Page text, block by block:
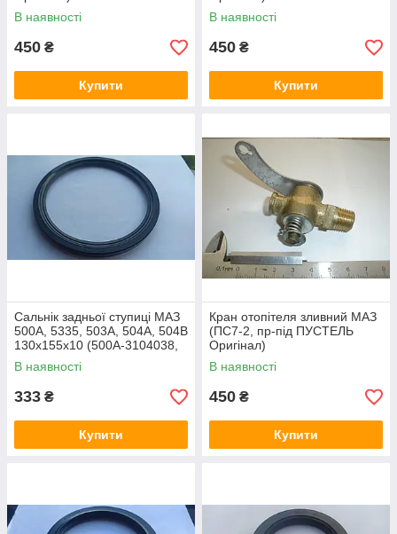
В наявності
450 ₴
Купити
В наявності
450 ₴
Купити
Сальнік задньої ступиці МАЗ
500А, 5335, 503А, 504А, 504В
130х155х10 (500А-3104038,
пр-во Беларусінотехніка)
В наявності
333 ₴
Купити
Кран отопітеля зливний МАЗ
(ПС7-2, пр-під ПУСТЕЛЬ
Оригінал)
В наявності
450 ₴
Купити